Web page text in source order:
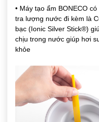
• Máy tạo ẩm BONECO có
tra lượng nước đi kèm là
bạc (Ionic Silver Stick®)
chịu trong nước giúp hơi
khỏe